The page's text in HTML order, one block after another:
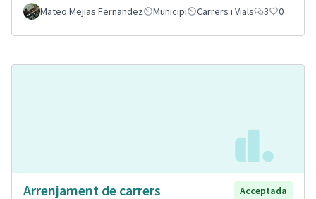
Mateo Mejias Fernandez Municipi Carrers i Vials 3 0
Arrenjament de carrers
Acceptada